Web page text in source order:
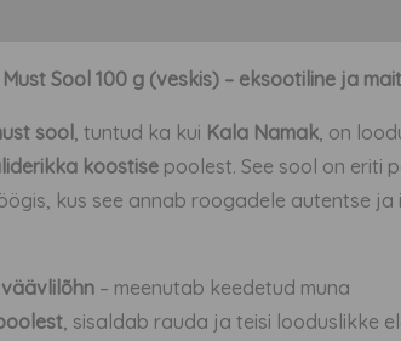
Must Sool 100 g (veskis) – eksootiline ja
sool, tuntud ka kui Kala Namak, on
koostisepoolest. See sool on eriti
kus see annab roogadele autentse ja
– meenutab keedetud muna
, sisaldab rauda ja teisi looduslikke